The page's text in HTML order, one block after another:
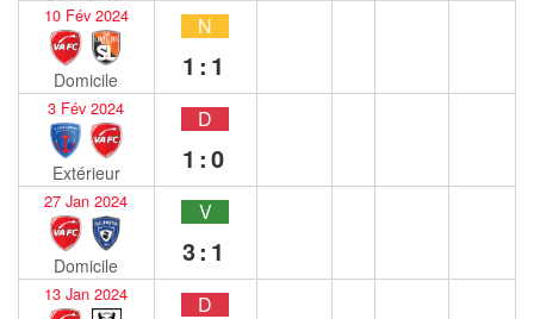
10 Fév 2024
Domicile
N
1:1
3 Fév 2024
Extérieur
D
1:0
27 Jan 2024
Domicile
V
3:1
13 Jan 2024 D